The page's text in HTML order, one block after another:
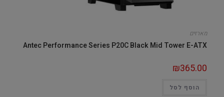
מארזים
Antec Performance Series P20C Black Mid Tower E-ATX
₪365.00
הוסף לסל